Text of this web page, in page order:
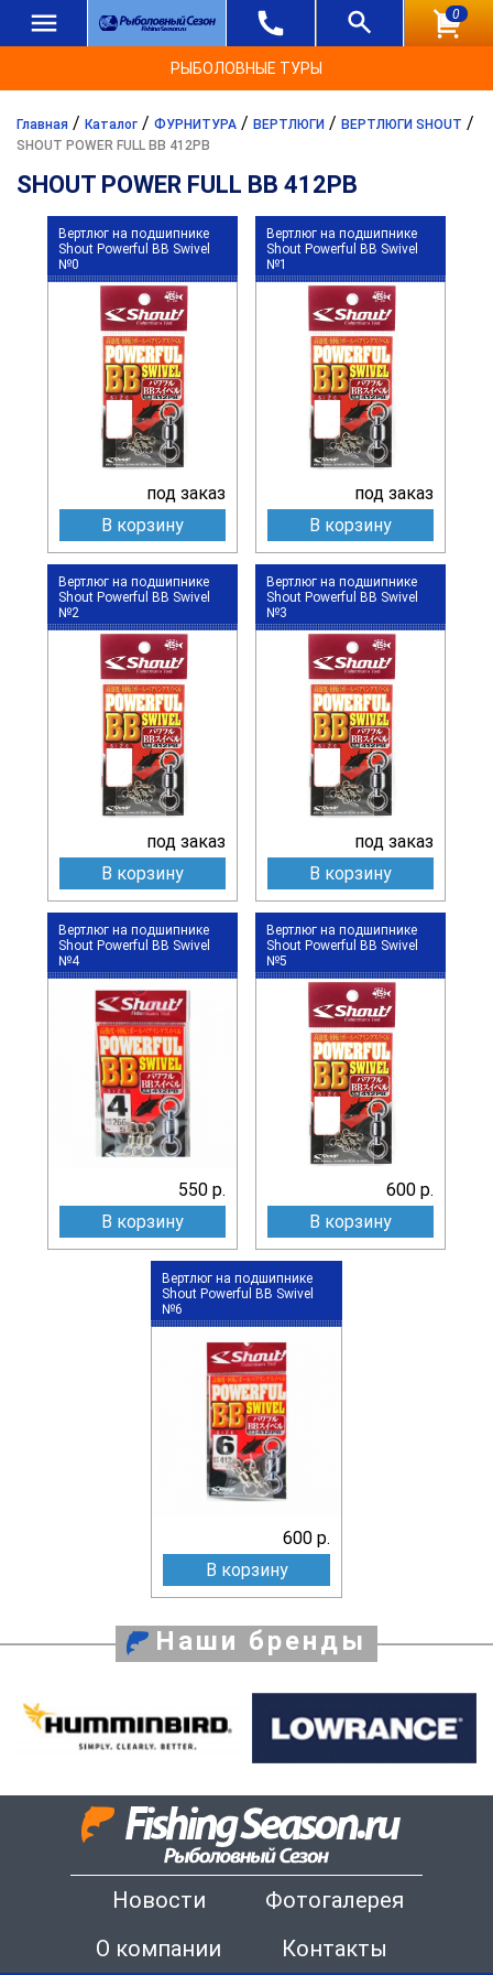
0
РЫБОЛОВНЫЕ ТУРЫ
Главная / Каталог / ФУРНИТУРА / ВЕРТЛЮГИ / ВЕРТЛЮГИ SHOUT /
SHOUT POWER FULL BB 412PB
SHOUT POWER FULL BB 412PB
Вертлюг на подшипнике
Shout Powerful BB Swivel
№0
под заказ
В корзину
Вертлюг на подшипнике
Shout Powerful BB Swivel
№1
под заказ
В корзину
Вертлюг на подшипнике
Shout Powerful BB Swivel
№2
под заказ
В корзину
Вертлюг на подшипнике
Shout Powerful BB Swivel
№3
под заказ
В корзину
Вертлюг на подшипнике
Shout Powerful BB Swivel
№4
550 р.
В корзину
Вертлюг на подшипнике
Shout Powerful BB Swivel
№5
600 р.
В корзину
Вертлюг на подшипнике
Shout Powerful BB Swivel
№6
600 р.
В корзину
Наши бренды
Новости
Фотогалерея
О компании
Контакты